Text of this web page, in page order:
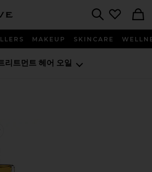
MAKEUP SKINCARE
리트먼트 헤어 오일
HONEY INFUSED 헤어 오일